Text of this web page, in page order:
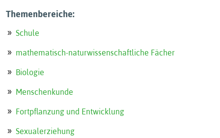
Themenbereiche:
Schule
mathematisch-naturwissenschaftliche Fächer
Biologie
Menschenkunde
Fortpflanzung und Entwicklung
Sexualerziehung